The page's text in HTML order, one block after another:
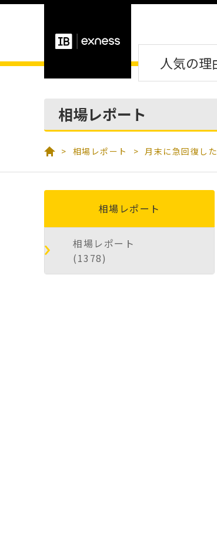
人気の理
相場レポート
相場レポート 月末に急回復し
相場レポート
相場レポート
(1378)